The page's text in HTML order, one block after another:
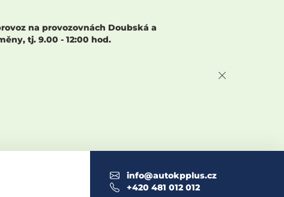
na provozovnách Doubská a
tj. 9.00 - 12:00 hod.
info@autokpplus.cz
+420 481 012 012